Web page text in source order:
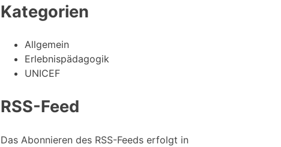
Kategorien
Allgemein
Erlebnispädagogik
UNICEF
RSS-Feed
Das Abonnieren des RSS-Feeds erfolgt in